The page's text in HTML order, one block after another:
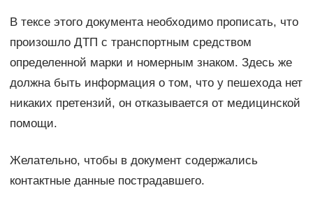
В тексе этого документа необходимо прописать, что
произошло ДТП с транспортным средством
определенной марки и номерным знаком. Здесь же
должна быть информация о том, что у пешехода нет
никаких претензий, он отказывается от медицинской
помощи.
Желательно, чтобы в документ содержались
контактные данные пострадавшего.